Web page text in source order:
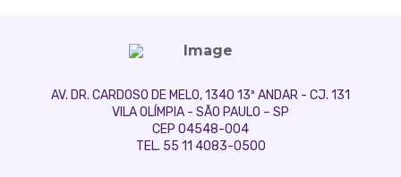
AV. DR. CARDOSO DE MELO, 1340 13º ANDAR - CJ. 131
VILA OLÍMPIA - SÃO PAULO – SP
CEP 04548-004
TEL. 55 11 4083-0500